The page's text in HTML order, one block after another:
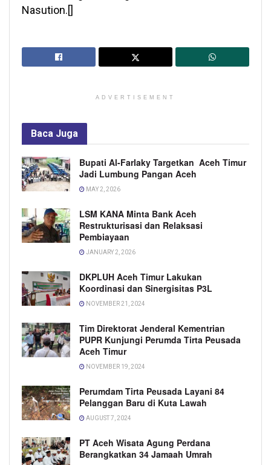
Nasution.[]
ADVERTISEMENT
Baca Juga
Bupati Al-Farlaky Targetkan Aceh Timur
Jadi Lumbung Pangan Aceh
MAY 2, 2026
LSM KANA Minta Bank Aceh
Restrukturisasi dan Relaksasi
Pembiayaan
JANUARY 2, 2026
DKPLUH Aceh Timur Lakukan
Koordinasi dan Sinergisitas P3L
NOVEMBER 21, 2024
Tim Direktorat Jenderal Kementrian
PUPR Kunjungi Perumda Tirta Peusada
Aceh Timur
NOVEMBER 19, 2024
Perumdam Tirta Peusada Layani 84
Pelanggan Baru di Kuta Lawah
AUGUST 7, 2024
PT Aceh Wisata Agung Perdana
Berangkatkan 34 Jamaah Umrah